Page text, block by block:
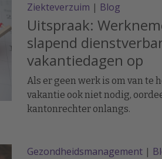
Ziekteverzuim | Blog
Uitspraak:
slapend
vakantiedagen op
Als er geen werk is om van te
vakantie ook niet nodig,
kantonrechter onlangs.
Gezondheidsmanagement |